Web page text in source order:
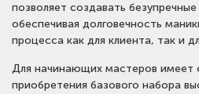
позволяет создавать
обеспечивая долговечность
процесса как для клиента, так и
Для начинающих мастеров имеет
приобретения базового набора